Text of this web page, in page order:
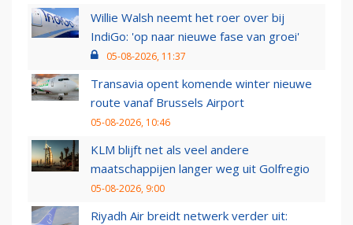
Willie Walsh neemt het roer over bij
IndiGo: 'op naar nieuwe fase van groei'
05-08-2026, 11:37
Transavia opent komende winter nieuwe
route vanaf Brussels Airport
05-08-2026, 10:46
KLM blijft net als veel andere
maatschappijen langer weg uit Golfregio
05-08-2026, 9:00
Riyadh Air breidt netwerk verder uit: